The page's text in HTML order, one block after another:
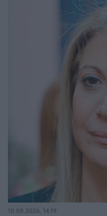
10.08.2026, 14:19